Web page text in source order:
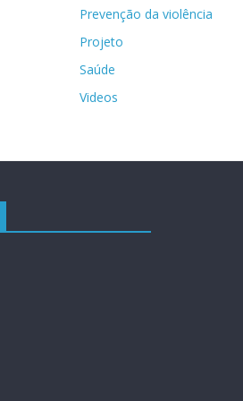
Prevenção da violência
Projeto
Saúde
Videos